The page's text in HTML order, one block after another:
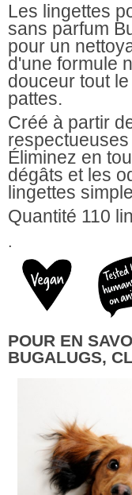
Les lingettes
sans parfum
pour un
d'une formule
douceur tout
pattes.
Créé à partir
Éliminez en
dégâts et les
lingettes
Quantité 110
.
POUR EN
BUGALUGS,